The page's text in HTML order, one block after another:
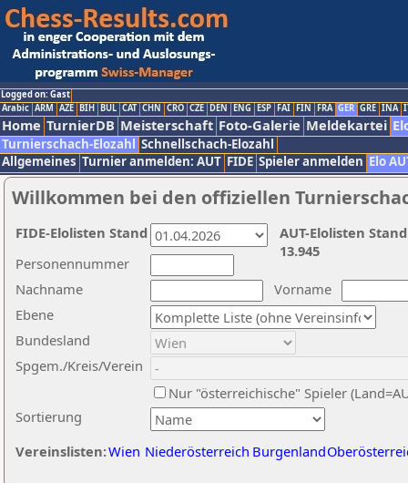
Logged on: Gast
Arabic ARM AZE BIH BUL CAT CHN CRO CZE DEN ENG ESP FAI FIN FRA GER GRE INA
Home TurnierDB Meisterschaft Foto-Galerie Meldekartei
Turnierschach-Elozahl Schnellschach-Elozahl
Allgemeines Turnier anmelden: AUT FIDE Spieler anmelden Elo
Willkommen bei den offiziellen
Nachname
Vorname
Ebene
Sortierung
Personennummer
Bundesland
Spgem./Kreis/Verein
Nur "österreichische" Spieler
Vereinslisten:Wien Niederösterreich Burgenland
AUT-Elolisten
13.945
FIDE-Elolisten Stand